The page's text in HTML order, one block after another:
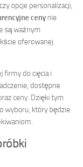
opcje personalizacji,
ceny nie
są ważnym
oferowanej
firmy do cięcia i
dostępne
ceny. Dzięki tym
wyboru, który będzie